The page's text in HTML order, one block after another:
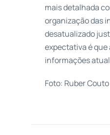
mais detalhada
organização das
desatualizado
expectativa é que
informações
Foto: Ruber Couto